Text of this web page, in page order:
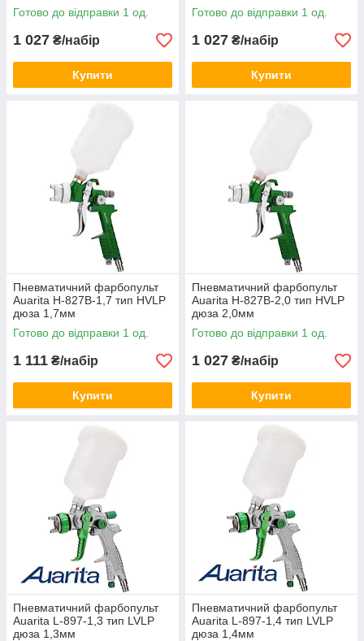
Готово до відправки 1 од.
1 027 ₴/набір
Купити
Готово до відправки 1 од.
1 027 ₴/набір
Купити
Пневматичний фарбопульт
Auarita H-827B-1,7 тип HVLP
дюза 1,7мм
Готово до відправки 1 од.
1 111 ₴/набір
Купити
Пневматичний фарбопульт
Auarita H-827B-2,0 тип HVLP
дюза 2,0мм
Готово до відправки 1 од.
1 027 ₴/набір
Купити
Пневматичний фарбопульт
Auarita L-897-1,3 тип LVLP
дюза 1,3мм
Пневматичний фарбопульт
Auarita L-897-1,4 тип LVLP
дюза 1,4мм